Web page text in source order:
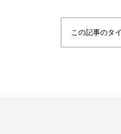
この記事のタ